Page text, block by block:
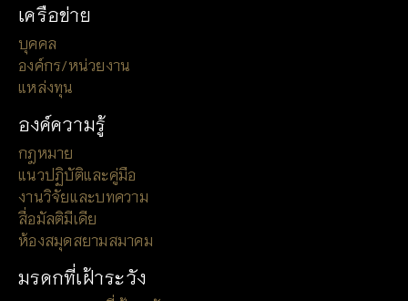
เครือข่าย
บุคคล
องค์กร/หน่วยงาน
แหล่งทุน
องค์ความรู้
กฎหมาย
แนวปฏิบัติและคู่มือ
งานวิจัยและบทความ
สื่อมัลติมีเดีย
ห้องสมุดสยามสมาคม
มรดกที่เฝ้าระวัง